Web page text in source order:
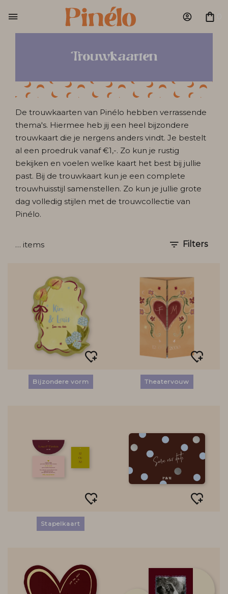
Trouwkaarten
De trouwkaarten van Pinélo hebben verrassende
thema's. Hiermee heb jij een heel bijzondere
trouwkaart die je nergens anders vindt. Je bestelt
al een proedruk vanaf €1,-. Zo kun je rustig
bekijken en voelen welke kaart het best bij jullie
past. Bij de trouwkaart kun je een complete
trouwhuisstijl samenstellen. Zo kun je jullie grote
dag volledig stijlen met de trouwcollectie van
Pinélo.
… items Filters
Bijzondere vorm Theatervouw
Stapelkaart